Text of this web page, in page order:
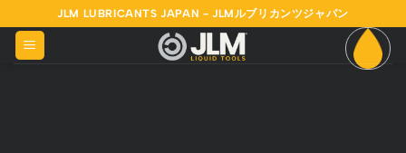
to
content
JLM LUBRICANTS JAPAN - JLMルブリカンツジャパン